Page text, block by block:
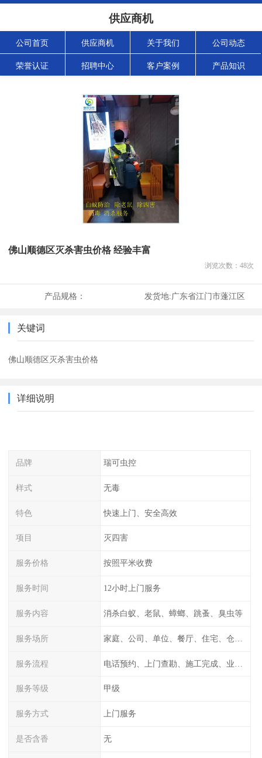
供应商机
公司首页 供应商机 关于我们 公司动态
荣誉认证 招聘中心 客户案例 产品知识
佛山顺德区灭杀害虫价格 经验丰富
浏览次数： 48次
产品规格： 发货地:广东省江门市蓬江区
关键词
佛山顺德区灭杀害虫价格
详细说明
品牌 瑞可虫控
样式 无毒
特色 快速上门、安全高效
项目 灭四害
服务价格 按照平米收费
服务时间 12小时上门服务
服务内容 消杀白蚁、老鼠、蟑螂、跳蚤、臭虫等
服务场所
服务流程
服务等级 甲级
服务方式 上门服务
是否含香 无